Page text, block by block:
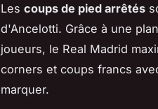
Les coups de pied arrêtés
d'Ancelotti. Grâce à une
joueurs, le Real Madrid
corners et coups francs
marquer.